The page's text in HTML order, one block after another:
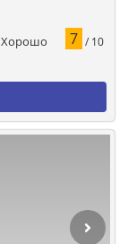
Хорошо 7 / 10